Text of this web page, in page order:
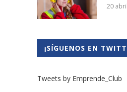
20
¡SÍGUENOS EN
Tweets by Emprende_Club